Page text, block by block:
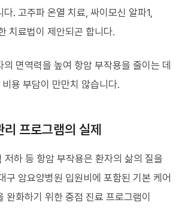
. 고주파 온열 치료, 싸이모신 알파1,
치료법이 제안되곤 합니다.
의 면역력을 높여 항암 부작용을 줄이는 데
용 부담이 만만치 않습니다.
프로그램의 실제
저하 등 항암 부작용은 환자의 삶의 질을
구 암요양병원 입원비에 포함된 기본 케어
완화하기 위한 중점 진료 프로그램이